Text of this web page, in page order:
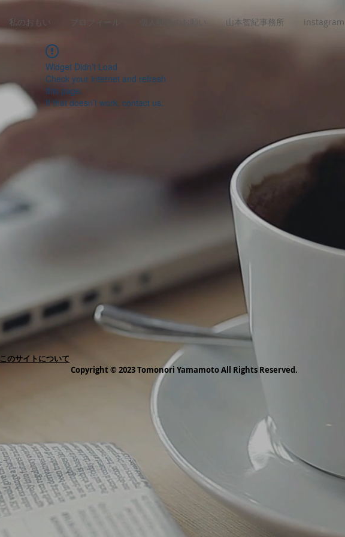
私のおもい プロフィール 個人献金のお願い 山本智紀事務所 instagram
Widget Didn’t Load
Check your internet and refresh
this page.
If that doesn’t work, contact us.
このサイトについて
Copyright © 2023 Tomonori Yamamoto All Rights Reserved.